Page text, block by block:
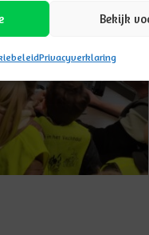
Bekijk
Privacyverklaring